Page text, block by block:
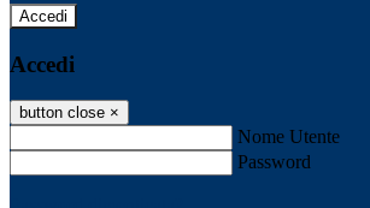
Accedi
Accedi
button close ×
Nome Utente
Password